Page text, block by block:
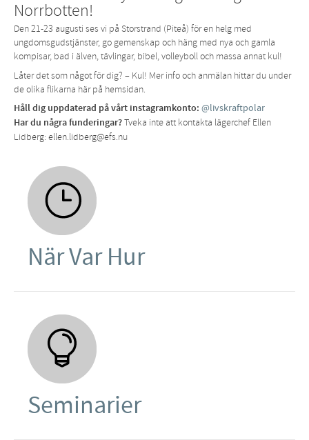
Norrbotten!
Den 21-23 augusti ses vi på Storstrand (Piteå) för en helg med
ungdomsgudstjänster, go gemenskap och häng med nya och gamla
kompisar, bad i älven, tävlingar, bibel, volleyboll och massa annat kul!
Låter det som något för dig? – Kul! Mer info och anmälan hittar du under
de olika flikarna här på hemsidan.
Håll dig uppdaterad på vårt instagramkonto: @livskraftpolar
Har du några funderingar?Tveka inte att kontakta lägerchef Ellen
Lidberg: ellen.lidberg@efs.nu
När Var Hur
Seminarier